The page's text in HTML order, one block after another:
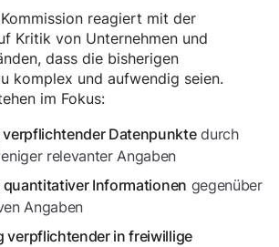
reagiert mit der
Kritik von Unternehmen und
dass die bisherigen
komplex und aufwendig seien.
im Fokus:
verpflichtender Datenpunktedurch
relevanter Angaben
quantitativer Informationen gegenüber
Angaben
verpflichtender in freiwillige